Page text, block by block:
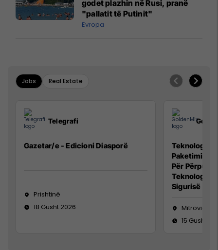
godet plazhin në Rusi, pranë
"pallatit të Putinit"
Evropa
Jobs Real Estate
Telegrafi
Gazetar/e - Edicioni Diasporë
Prishtinë
18 Gusht 2026
Teknolog/e
Paketimin e
Për
Teknolog/e
Sigurisë së
Mitrovicë
15 Gusht